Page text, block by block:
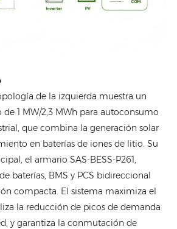
de la izquierda muestra un
1 MW/2,3 MWh para autoconsumo
que combina la generación solar
en baterías de iones de litio. Su
el armario SAS-BESS-P261,
baterías, BMS y PCS bidireccional
compacta. El sistema maximiza el
la reducción de picos de demanda
y garantiza la conmutación de